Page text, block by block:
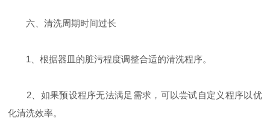
六、清洗周期时间过长
1、根据器皿的脏污程度调整合适的清洗程序。
2、如果预设程序无法满足需求，可以尝试自定义程序以优
化清洗效率。